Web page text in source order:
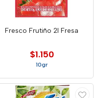
Fresco Frutiño 2l Fresa
$1.150
10gr